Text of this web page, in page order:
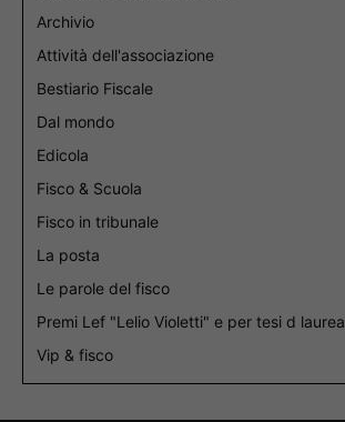
Archivio
Attività dell'associazione
Bestiario Fiscale
Dal mondo
Edicola
Fisco & Scuola
Fisco in tribunale
La posta
Le parole del fisco
Premi Lef "Lelio Violetti" e per tesi d laurea
Vip & fisco